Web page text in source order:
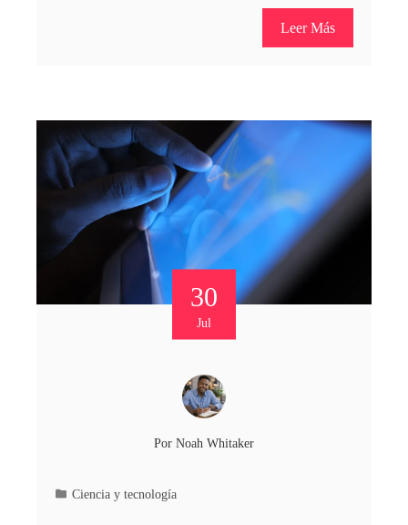
Leer Más
30
Jul
Por Noah Whitaker
Ciencia y tecnología